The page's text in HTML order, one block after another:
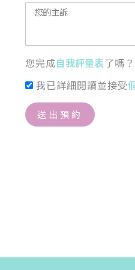
您完成自我評量表了嗎
我已詳細閱讀並接受
送出預約